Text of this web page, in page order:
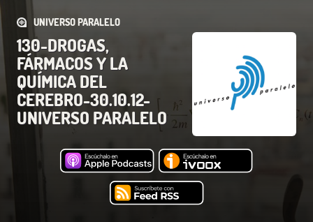
UNIVERSO PARALELO
130-DROGAS,
FÁRMACOS Y LA
QUÍMICA DEL
CEREBRO-30.10.12-
UNIVERSO PARALELO